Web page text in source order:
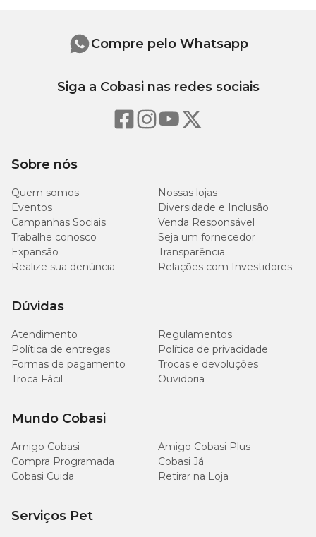
Extrato Etéreo (mín.)
Sódio (mín.) 500mg/kg
Potássio (mín.) 1.200mg/kg
Energia Metabolizável (mín.)
Quantidade diária
preferencialmente duas refeições diárias, seguindo a recomendação
segundo a raça, idade, estágio fisiológico e atividade física do seu
cão adulto.
Sobre nós
Quem somos
Nossas lojas
Eventos
Diversidade e Inclusão
Campanhas Sociais
Venda Responsável
Trabalhe conosco
Seja um fornecedor
Expansão
Transparência
Realize sua denúncia
Relações com Investidores
Dúvidas
Atendimento
Regulamentos
Política de entregas
Política de privacidade
Formas de pagamento
Trocas e devoluções
Troca Fácil
Ouvidoria
Mundo Cobasi
Amigo Cobasi
Amigo Cobasi Plus
Compra Programada
Cobasi Já
Cobasi Cuida
Retirar na Loja
Serviços Pet
Compre pelo Whatsapp
Siga a Cobasi nas redes sociais